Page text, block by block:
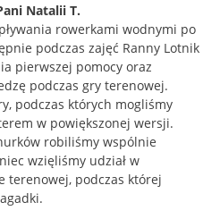
Natalii T.
rowerkami wodnymi po
podczas zajęć Ranny Lotnik
pierwszej pomocy oraz
podczas gry terenowej.
podczas których mogliśmy
w powiększonej wersji.
robiliśmy wspólnie
wzięliśmy udział w
terenowej, podczas której